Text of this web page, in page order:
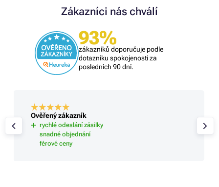
Zákazníci nás chválí
93%
zákazníků doporučuje podle
dotazníku spokojenosti za
posledních 90 dní.
Ověřený zákazník
rychlé odeslání zásilky
snadné objednání
férové ceny